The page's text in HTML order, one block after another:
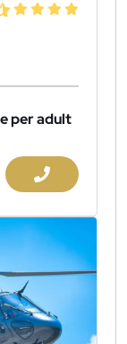
per adult